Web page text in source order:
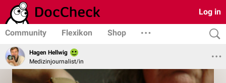
Log in
Community Flexikon Shop
Hagen Hellwig
Medizinjournalist/in